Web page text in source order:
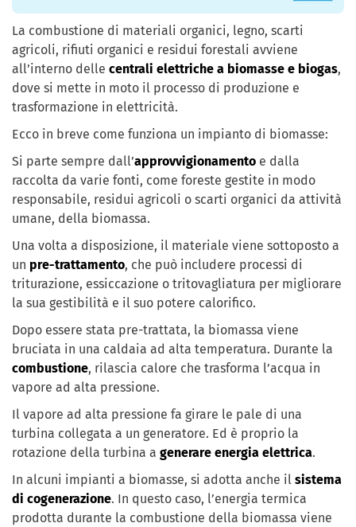
La combustione di materiali organici, legno, scarti
agricoli, rifiuti organici e residui forestali avviene
all’interno delle centrali elettriche a biomasse e biogas,
dove si mette in moto il processo di produzione e
trasformazione in elettricità.
Ecco in breve come funziona un impianto di biomasse:
Si parte sempre dall’approvvigionamento e dalla
raccolta da varie fonti, come foreste gestite in modo
responsabile, residui agricoli o scarti organici da attività
umane, della biomassa.
Una volta a disposizione, il materiale viene sottoposto a
un pre-trattamento, che può includere processi di
triturazione, essiccazione o tritovagliatura per migliorare
la sua gestibilità e il suo potere calorifico.
Dopo essere stata pre-trattata, la biomassa viene
bruciata in una caldaia ad alta temperatura. Durante la
combustione, rilascia calore che trasforma l’acqua in
vapore ad alta pressione.
Il vapore ad alta pressione fa girare le pale di una
turbina collegata a un generatore. Ed è proprio la
rotazione della turbina a generare energia elettrica.
In alcuni impianti a biomasse, si adotta anche il sistema
di cogenerazione. In questo caso, l’energia termica
prodotta durante la combustione della biomassa viene